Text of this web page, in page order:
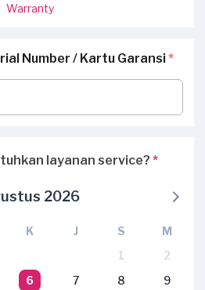
Warranty
Number / Kartu Garansi*
layanan service? *
2026
K J S
M
1
2
6 7 8
9